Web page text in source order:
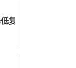
复发，改善生活质量